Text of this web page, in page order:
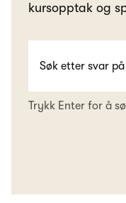
kursopptak og
Trykk Enter for å